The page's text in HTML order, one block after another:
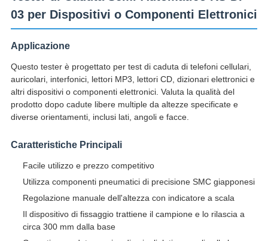
03 per Dispositivi o Componenti Elettronici
Applicazione
Questo tester è progettato per test di caduta di telefoni cellulari,
auricolari, interfonici, lettori MP3, lettori CD, dizionari elettronici e
altri dispositivi o componenti elettronici. Valuta la qualità del
prodotto dopo cadute libere multiple da altezze specificate e
diverse orientamenti, inclusi lati, angoli e facce.
Caratteristiche Principali
Facile utilizzo e prezzo competitivo
Utilizza componenti pneumatici di precisione SMC giapponesi
Regolazione manuale dell'altezza con indicatore a scala
Il dispositivo di fissaggio trattiene il campione e lo rilascia a
circa 300 mm dalla base